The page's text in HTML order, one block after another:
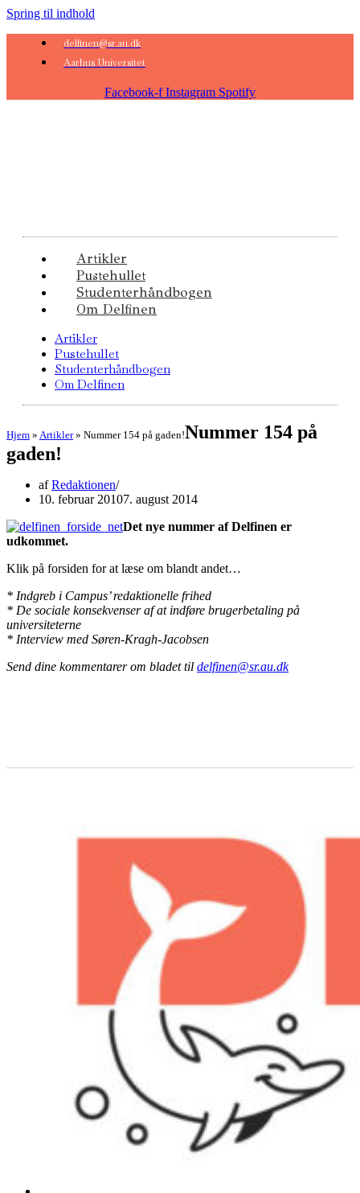
Spring til indhold
delfinen@sr.au.dk
Aarhus Universitet
Facebook-f Instagram Spotify
Artikler
Pustehullet
Studenterhåndbogen
Om Delfinen
Artikler
Pustehullet
Studenterhåndbogen
Om Delfinen
Hjem » Artikler» Nummer 154 på gaden!Nummer 154 på
gaden!
afRedaktionen
10. februar 20107. august 2014
Det nye nummer af Delfinen er
udkommet.
Klik på forsiden for at læse om blandt andet…
* Indgreb i Campus’ redaktionelle frihed
* De sociale konsekvenser af at indføre brugerbetaling på
universiteterne
* Interview med Søren-Kragh-Jacobsen
Send dine kommentarer om bladet til delfinen@sr.au.dk